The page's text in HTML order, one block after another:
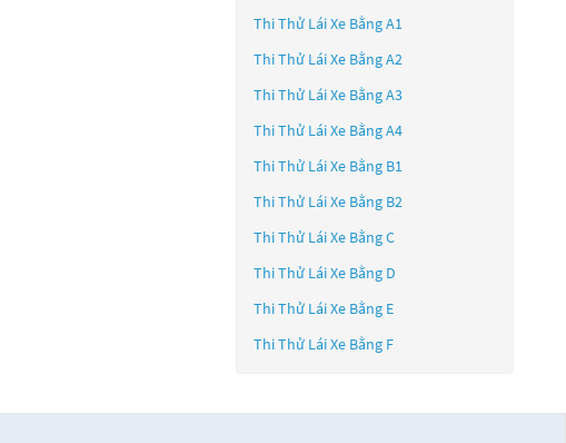
Thi Thử Lái Xe Bằng A1
Thi Thử Lái Xe Bằng A2
Thi Thử Lái Xe Bằng A3
Thi Thử Lái Xe Bằng A4
Thi Thử Lái Xe Bằng B1
Thi Thử Lái Xe Bằng B2
Thi Thử Lái Xe Bằng C
Thi Thử Lái Xe Bằng D
Thi Thử Lái Xe Bằng E
Thi Thử Lái Xe Bằng F